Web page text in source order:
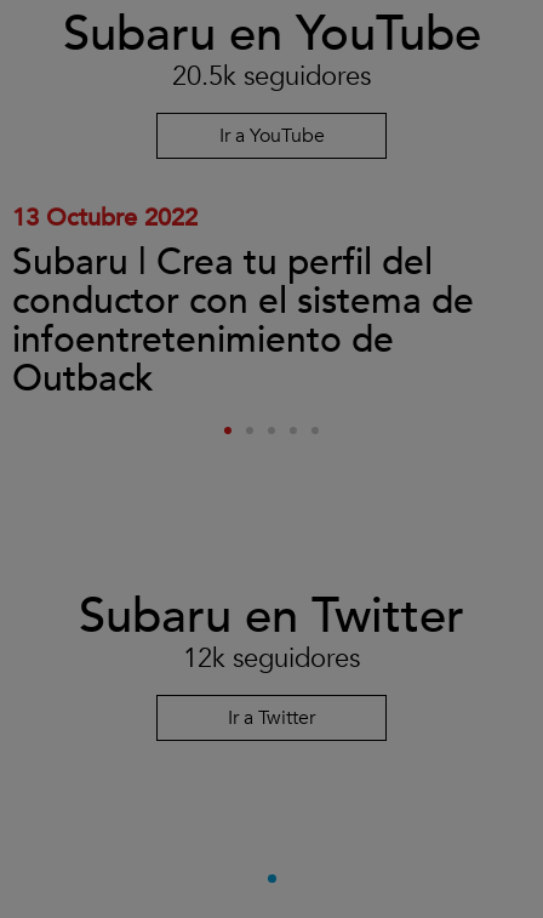
Subaru en YouTube
20.5k seguidores
Ir a YouTube
aceptar
13 Octubre 2022
Subaru | Crea tu perfil del
conductor con el sistema de
infoentretenimiento de
Outback
Subaru en Twitter
12k seguidores
Ir a Twitter